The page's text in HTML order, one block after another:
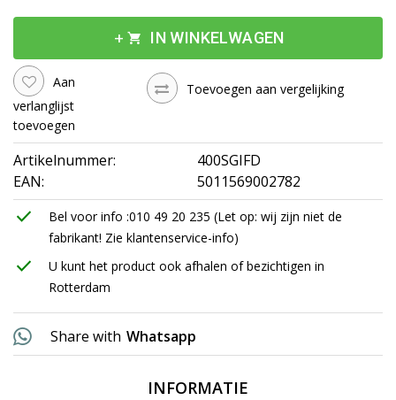
addshopping_cart IN WINKELWAGEN
Aan
verlanglijst
toevoegen
Toevoegen aan vergelijking
Artikelnummer:
400SGIFD
EAN:
5011569002782
check
Bel voor info :010 49 20 235 (Let op: wij zijn niet de
fabrikant! Zie klantenservice-info)
check
U kunt het product ook afhalen of bezichtigen in
Rotterdam
Share with Whatsapp
INFORMATIE